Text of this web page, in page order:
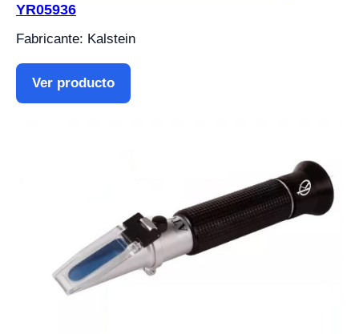
YR05936
Fabricante: Kalstein
Ver producto